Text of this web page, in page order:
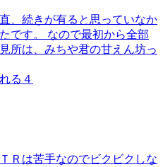
、続きが有ると思っていなか
です。 なので最初から全部
所は、みちや君の甘えん坊っ
る４
Ｒは苦手なのでビクビクしな